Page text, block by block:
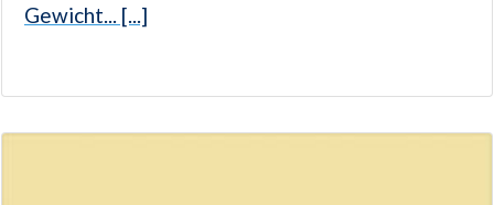
Gewicht... [...]